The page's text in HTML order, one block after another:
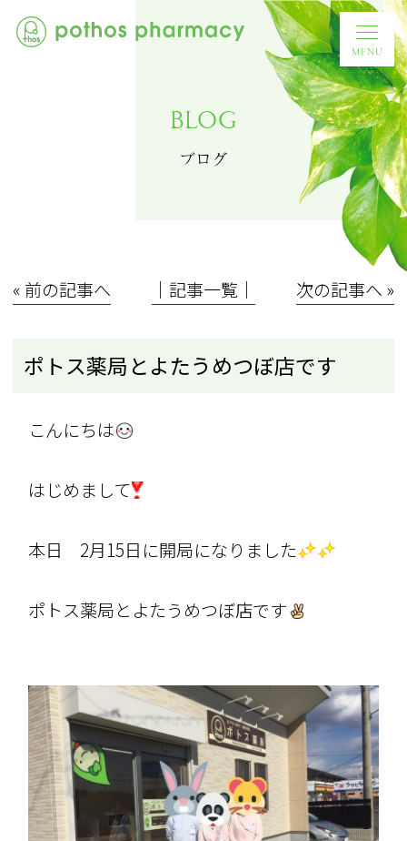
BLOG
ブログ
« 前の記事へ │記事一覧│ 次の記事へ »
ポトス薬局とよたうめつぼ店です
こんにちは
はじめまして
本日 2月15日に開局になりました
ポトス薬局とよたうめつぼ店です